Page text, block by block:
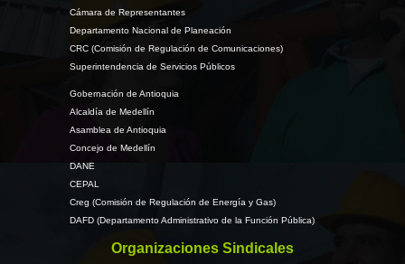
Cámara de Representantes
Departamento Nacional de Planeación
CRC (Comisión de Regulación de Comunicaciones)
Superintendencia de Servicios Públicos
Gobernación de Antioquia
Alcaldía de Medellín
Asamblea de Antioquia
Concejo de Medellín
DANE
CEPAL
Creg (Comisión de Regulación de Energía y Gas)
DAFD (Departamento Administrativo de la Función Pública)
Organizaciones Sindicales